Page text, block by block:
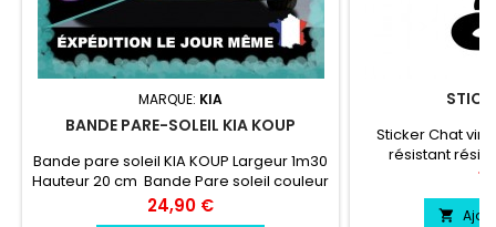
MARQUE: KIA
BANDE PARE-SOLEIL KIA KOUP
Bande pare soleil KIA KOUP Largeur 1m30
Hauteur 20 cm Bande Pare soleil couleur
au choix Logo KIA KOUP couleur au choix
Prix
24,90 €
Sticker Chat
résistant
chaleur,
environs
Pose facile livré
